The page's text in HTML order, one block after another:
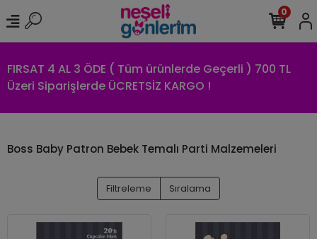
FIRSAT 4 AL 3 ÖDE ( Tüm ürünlerde Geçerli ) 700 TL
Üzeri Siparişlerde ÜCRETSİZ KARGO !
0
Boss Baby Patron Bebek Temalı Parti Malzemeleri
Filtreleme Sıralama